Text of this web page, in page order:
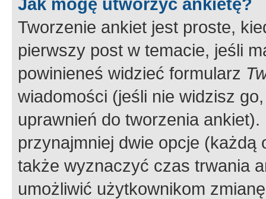
Tworzenie ankiet jest proste,
pierwszy post w temacie, jeśli
powinieneś widzieć formularz
wiadomości (jeśli nie widzisz
uprawnień do tworzenia
przynajmniej dwie opcje
także wyznaczyć czas trwania
umożliwić użytkownikom